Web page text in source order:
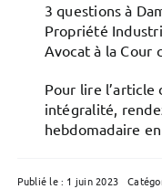
3 questions à
Propriété
Avocat à la Cour
Pour lire l’article
intégralité,
hebdomadaire
Publié le : 1 juin 2023